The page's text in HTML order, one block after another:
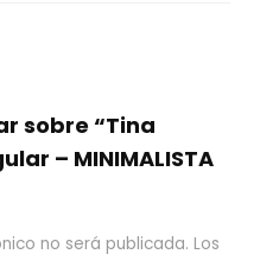
sobre “Tina
– MINIMALISTA
no será publicada. Los